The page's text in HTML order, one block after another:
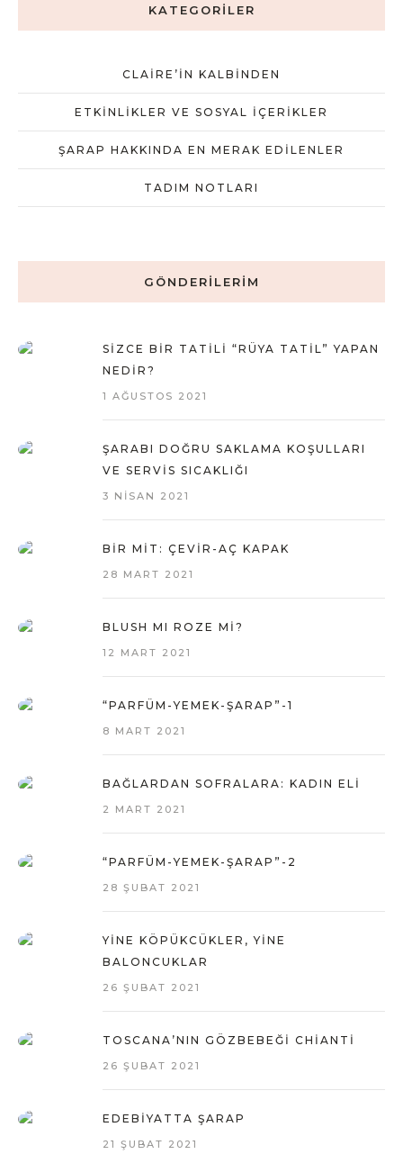
KATEGORILER
CLAIRE’IN KALBINDEN
ETKINLIKLER VE SOSYAL İÇERIKLER
ŞARAP HAKKINDA EN MERAK EDILENLER
TADIM NOTLARI
GÖNDERILERIM
SIZCE BIR TATILI “RÜYA TATIL” YAPAN
NEDIR?
1 AĞUSTOS 2021
ŞARABI DOĞRU SAKLAMA KOŞULLARI
VE SERVIS SICAKLIĞI
3 NISAN 2021
BIR MIT: ÇEVIR-AÇ KAPAK
28 MART 2021
BLUSH MI ROZE MI?
12 MART 2021
“PARFÜM-YEMEK-ŞARAP”-1
8 MART 2021
BAĞLARDAN SOFRALARA: KADIN ELI
2 MART 2021
“PARFÜM-YEMEK-ŞARAP”-2
28 ŞUBAT 2021
YINE KÖPÜKCÜKLER, YINE
BALONCUKLAR
26 ŞUBAT 2021
TOSCANA’NIN GÖZBEBEĞI CHIANTI
26 ŞUBAT 2021
EDEBIYATTA ŞARAP
21 ŞUBAT 2021